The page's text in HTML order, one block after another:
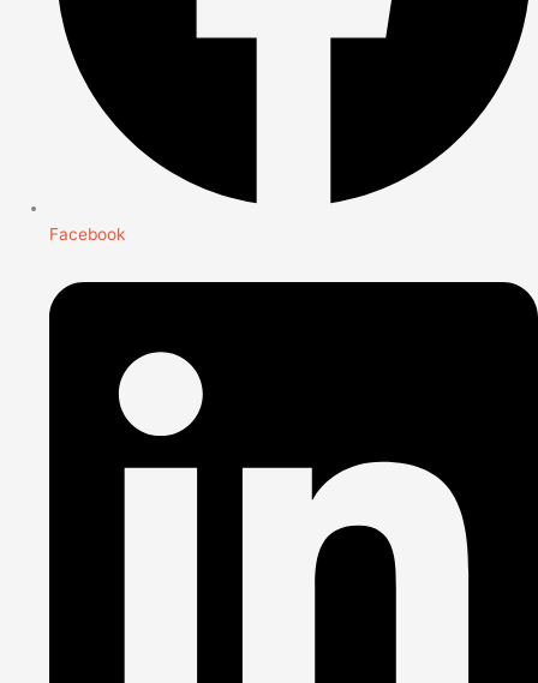
Facebook